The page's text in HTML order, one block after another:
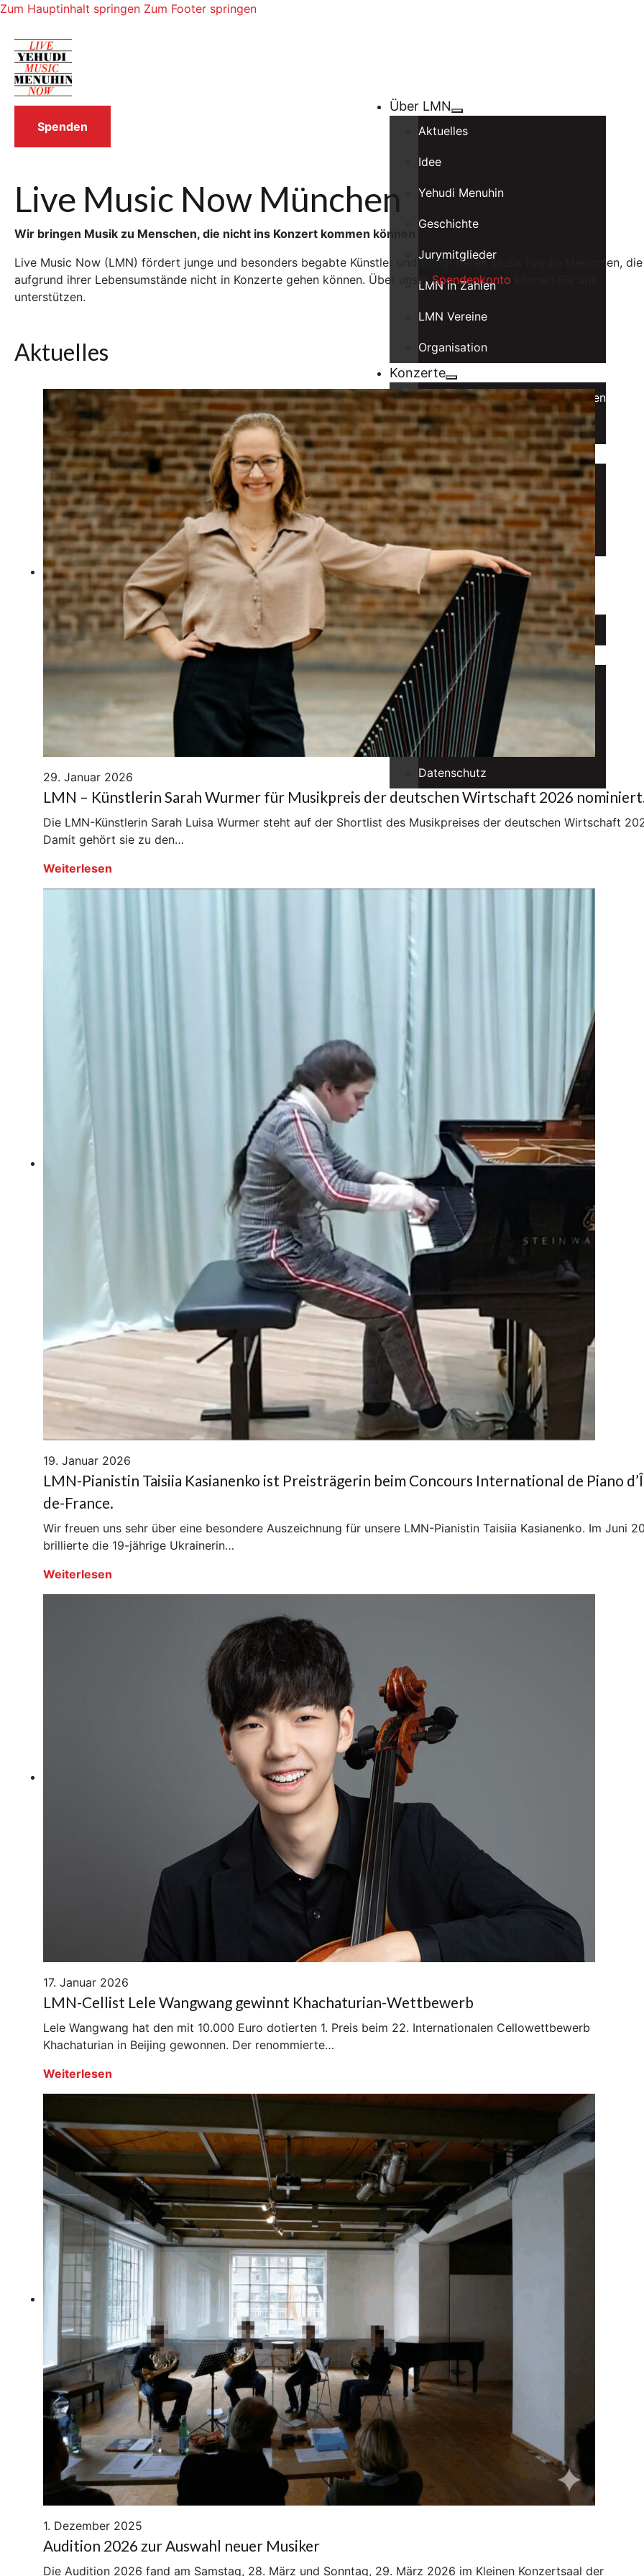
Zum Hauptinhalt springen Zum Footer springen
Über LMN
Aktuelles
Idee
Yehudi Menuhin
Geschichte
Jurymitglieder
LMN in Zahlen
LMN Vereine
Organisation
Konzerte
Konzerte in sozialen Einrichtungen
Benefizkonzerte
Musiker
Ensembles
Stipendiaten
Alumni
Spielstätten
Förderer
Intranet
Anmelden
Kontakt
Kontaktformular
Newsletter
Impressum
Datenschutz
Spenden
Live Music Now München
Wir bringen Musik zu Menschen, die nicht ins Konzert kommen können
Live Music Now (LMN) fördert junge und besonders begabte Künstler und bringt deren Musik live zu Menschen, die
aufgrund ihrer Lebensumstände nicht in Konzerte gehen können. Über unserSpendenkonto
unterstützen.
Aktuelles
29. Januar 2026
LMN – Künstlerin Sarah Wurmer für Musikpreis der deutschen Wirtschaft 2026
Die LMN-Künstlerin Sarah Luisa Wurmer steht auf der Shortlist des Musikpreises der deutschen Wirtschaft
Damit gehört sie zu den…
Weiterlesen
19. Januar 2026
LMN-Pianistin Taisiia Kasianenko ist Preisträgerin beim Concours International de Piano
de-France.
Wir freuen uns sehr über eine besondere Auszeichnung für unsere LMN-Pianistin Taisiia Kasianenko. Im Juni
brillierte die 19-jährige Ukrainerin…
Weiterlesen
17. Januar 2026
LMN-Cellist Lele Wangwang gewinnt Khachaturian-Wettbewerb
Lele Wangwang hat den mit 10.000 Euro dotierten 1. Preis beim 22. Internationalen Cellowettbewerb
Khachaturian in Beijing gewonnen. Der renommierte…
Weiterlesen
1. Dezember 2025
Audition 2026 zur Auswahl neuer Musiker
Die Audition 2026 fand am Samstag, 28. März und Sonntag, 29. März 2026 im Kleinen Konzertsaal der